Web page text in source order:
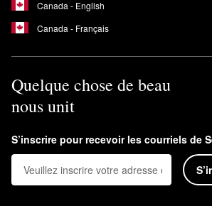
Canada - English
Canada - Français
Quelque chose de beau
nous unit
S’inscrire pour recevoir les courriels de